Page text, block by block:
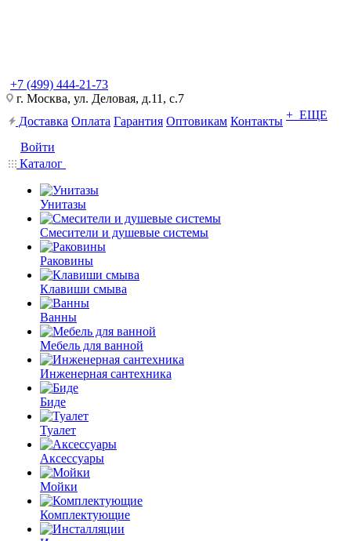
+7 (499) 444-21-73
г. Москва, ул. Деловая, д.11, с.7
Доставка Оплата Гарантия Оптовикам Контакты + ЕЩЕ
Войти
Каталог
Унитазы
Смесители и душевые системы
Раковины
Клавиши смыва
Ванны
Мебель для ванной
Инженерная сантехника
Биде
Туалет
Аксессуары
Мойки
Комплектующие